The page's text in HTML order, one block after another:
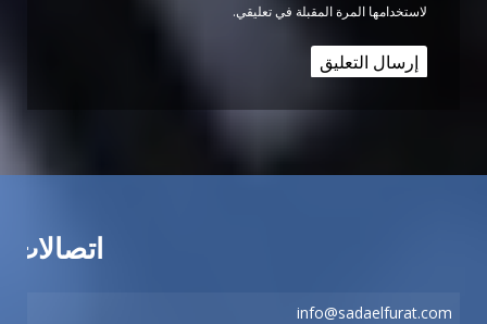
لاستخدامها المرة المقبلة في تعليقي.
اتصالات
info@sadaelfurat.com